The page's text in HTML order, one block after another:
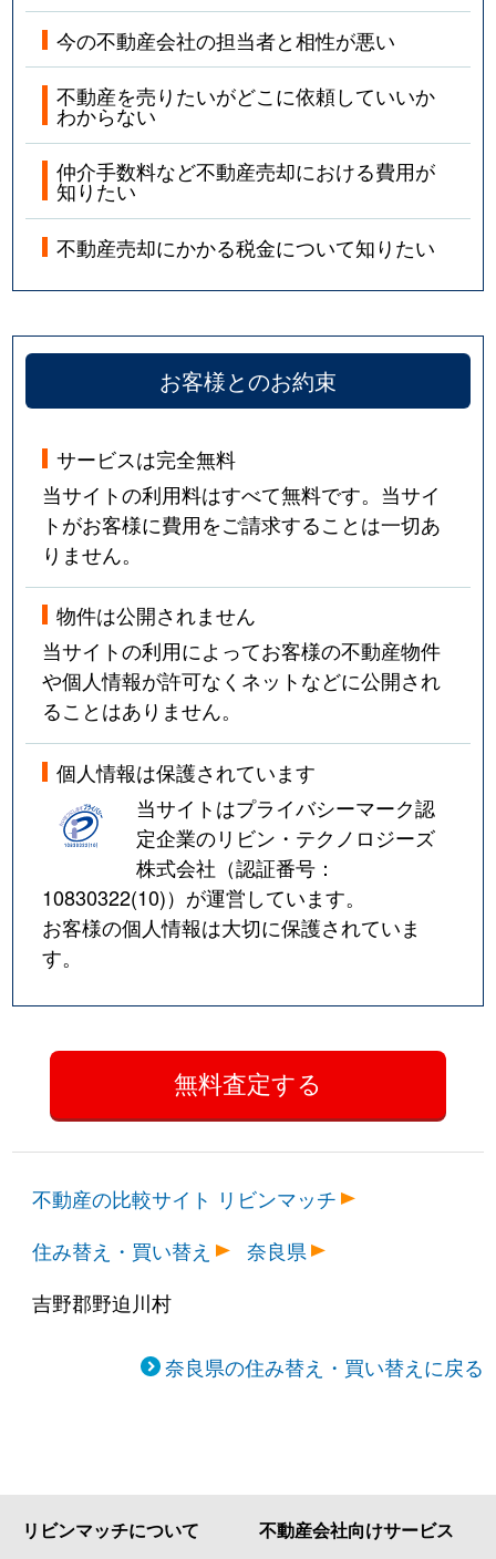
今の不動産会社の担当者と相性が悪い
不動産を売りたいがどこに依頼していいか
わからない
仲介手数料など不動産売却における費用が
知りたい
不動産売却にかかる税金について知りたい
お客様とのお約束
サービスは完全無料
当サイトの利用料はすべて無料です。当サイ
トがお客様に費用をご請求することは一切あ
りません。
物件は公開されません
当サイトの利用によってお客様の不動産物件
や個人情報が許可なくネットなどに公開され
ることはありません。
個人情報は保護されています
当サイトはプライバシーマーク認
定企業のリビン・テクノロジーズ
株式会社（認証番号：
10830322(10)）が運営しています。
お客様の個人情報は大切に保護されていま
す。
不動産の比較サイト リビンマッチ
住み替え・買い替え
奈良県
吉野郡野迫川村
奈良県の住み替え・買い替えに戻る
リビンマッチについて 不動産会社向けサービス